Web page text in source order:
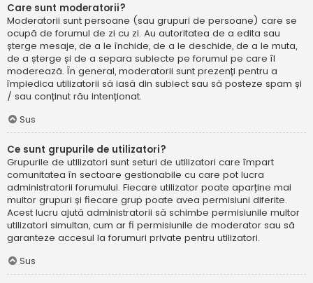
Care sunt moderatorii?
Moderatorii sunt persoane (sau grupuri de persoane) care se
ocupă de forumul de zi cu zi. Au autoritatea de a edita sau
șterge mesaje, de a le închide, de a le deschide, de a le muta,
de a șterge și de a separa subiecte pe forumul pe care îl
moderează. În general, moderatorii sunt prezenți pentru a
împiedica utilizatorii să iasă din subiect sau să posteze spam și
/ sau conținut rău intenționat.
Sus
Ce sunt grupurile de utilizatori?
Grupurile de utilizatori sunt seturi de utilizatori care împart
comunitatea în sectoare gestionabile cu care pot lucra
administratorii forumului. Fiecare utilizator poate aparține mai
multor grupuri și fiecare grup poate avea permisiuni diferite.
Acest lucru ajută administratorii să schimbe permisiunile multor
utilizatori simultan, cum ar fi permisiunile de moderator sau să
garanteze accesul la forumuri private pentru utilizatori.
Sus